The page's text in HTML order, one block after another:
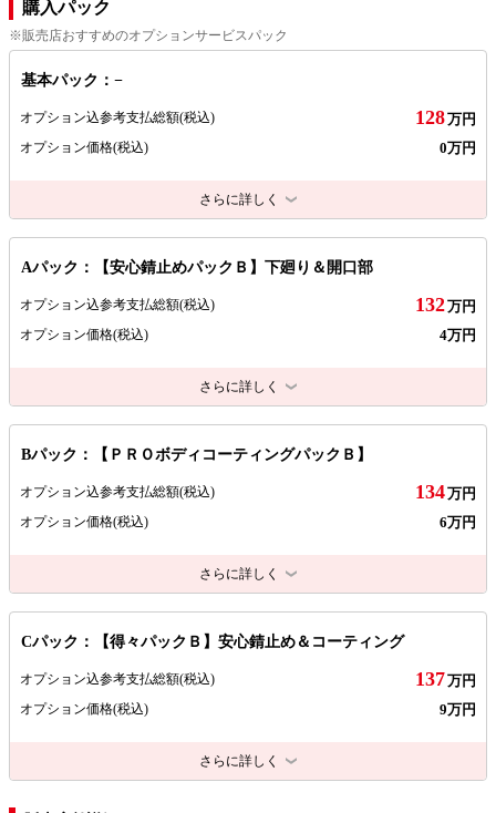
購入パック
※販売店おすすめのオプションサービスパック
基本パック：−
オプション込参考支払総額(税込) 128万円
オプション価格(税込) 0万円
さらに詳しく
Aパック：【安心錆止めパックＢ】下廻り＆開口部
オプション込参考支払総額(税込) 132万円
オプション価格(税込) 4万円
さらに詳しく
Bパック：【ＰＲＯボディコーティングパックＢ】
オプション込参考支払総額(税込) 134万円
オプション価格(税込) 6万円
さらに詳しく
Cパック：【得々パックＢ】安心錆止め＆コーティング
オプション込参考支払総額(税込) 137万円
オプション価格(税込) 9万円
さらに詳しく